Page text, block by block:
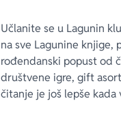
Učlanite se u Lagunin
na sve Lagunine knjige,
rođendanski popust od
društvene igre, gift
čitanje je još lepše kada